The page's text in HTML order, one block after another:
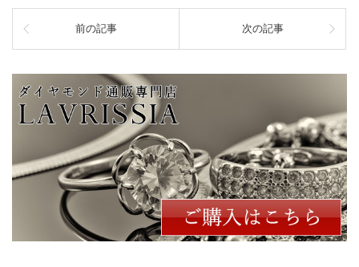
前の記事 次の記事